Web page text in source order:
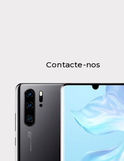
Contacte-nos